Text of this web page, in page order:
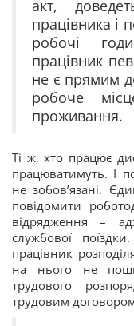
акт,
працівника і
робочі
працівник
не є прямим
робоче
проживання.
Ті ж, хто працює
працюватимуть. І
не зобов’язані.
повідомити
відрядження –
службової
працівник
на нього не
трудового
трудовим